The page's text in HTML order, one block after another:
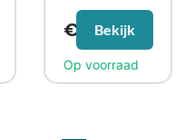
€ 459,99
Bekijk